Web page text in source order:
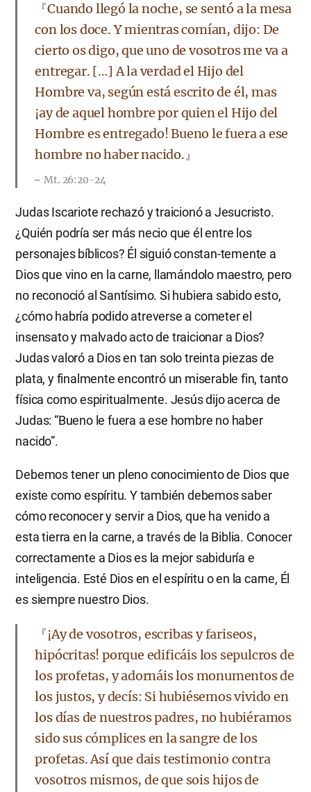
『Cuando llegó la noche, se sentó a la mesa
con los doce. Y mientras comían, dijo: De
cierto os digo, que uno de vosotros me va a
entregar. […] A la verdad el Hijo del
Hombre va, según está escrito de él, mas
¡ay de aquel hombre por quien el Hijo del
Hombre es entregado! Bueno le fuera a ese
hombre no haber nacido.』
Mt. 26:20-24
Judas Iscariote rechazó y traicionó a Jesucristo.
¿Quién podría ser más necio que él entre los
personajes bíblicos? Él siguió constan-temente a
Dios que vino en la carne, llamándolo maestro, pero
no reconoció al Santísimo. Si hubiera sabido esto,
¿cómo habría podido atreverse a cometer el
insensato y malvado acto de traicionar a Dios?
Judas valoró a Dios en tan solo treinta piezas de
plata, y finalmente encontró un miserable fin, tanto
física como espiritualmente. Jesús dijo acerca de
Judas: “Bueno le fuera a ese hombre no haber
nacido”.
Debemos tener un pleno conocimiento de Dios que
existe como espíritu. Y también debemos saber
cómo reconocer y servir a Dios, que ha venido a
esta tierra en la carne, a través de la Biblia. Conocer
correctamente a Dios es la mejor sabiduría e
inteligencia. Esté Dios en el espíritu o en la carne, Él
es siempre nuestro Dios.
『¡Ay de vosotros, escribas y fariseos,
hipócritas! porque edificáis los sepulcros de
los profetas, y adornáis los monumentos de
los justos, y decís: Si hubiésemos vivido en
los días de nuestros padres, no hubiéramos
sido sus cómplices en la sangre de los
profetas. Así que dais testimonio contra
vosotros mismos, de que sois hijos de